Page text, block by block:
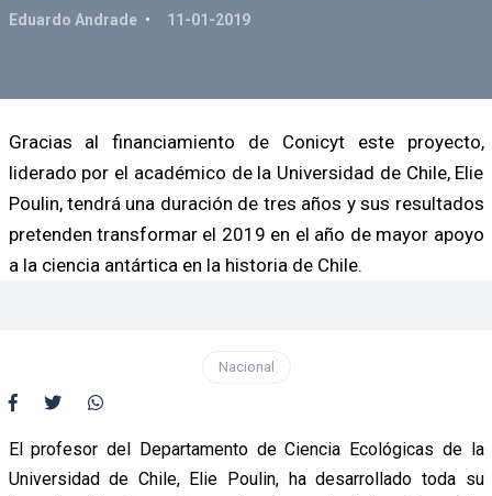
Eduardo Andrade 11-01-2019
Gracias al financiamiento de Conicyt este proyecto,
liderado por el académico de la Universidad de Chile, Elie
Poulin, tendrá una duración de tres años y sus resultados
pretenden transformar el 2019 en el año de mayor apoyo
a la ciencia antártica en la historia de Chile.
Nacional
El profesor del Departamento de Ciencia Ecológicas de la
Universidad de Chile, Elie Poulin, ha desarrollado toda su